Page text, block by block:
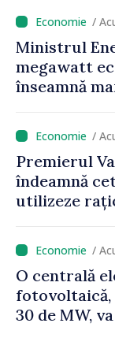
anunță
benzină și /
Ministrul
megawatt
înseamnă
ridicate”
/
Premierul
îndeamnă
utilizeze
mari, trebuie
economisim”
/
O centrală
fotovoltaică,
30 de MW,